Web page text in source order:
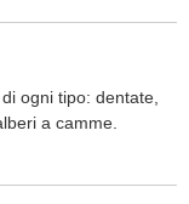
ogni tipo: dentate,
a camme.